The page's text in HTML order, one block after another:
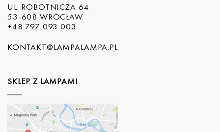
UL. ROBOTNICZA 64
53-608 WROCŁAW
+48 797 093 003
KONTAKT@LAMPALAMPA.PL
SKLEP Z LAMPAMI